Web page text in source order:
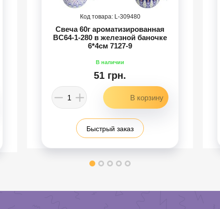
309480
Свеча 60г ароматизированная
BC64-1-280 в железной баночке
6*4см 7127-9
51 грн.
Быстрый заказ